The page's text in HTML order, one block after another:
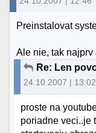
Preinstalovat
Ale nie, tak najprv
Re: Len
24.10.2007 | 13:02
proste na
poriadne veci..je